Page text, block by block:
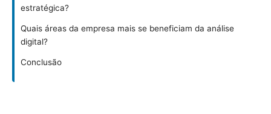
estratégica?
Quais áreas da empresa mais se beneficiam da análise
digital?
Conclusão